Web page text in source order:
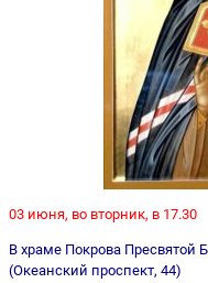
03 июня, во вторник, в 17.30
В храме Покрова Пресвятой
(Океанский проспект, 44)